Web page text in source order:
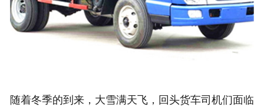
随着冬季的到来，大雪满天飞，回头货车司机们面临